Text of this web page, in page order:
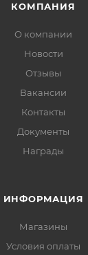
КОМПАНИЯ
О компании
Новости
Отзывы
Вакансии
Контакты
Документы
Награды
ИНФОРМАЦИЯ
Магазины
Условия оплаты